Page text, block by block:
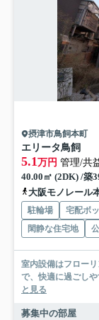
摂津市鳥飼本町
エリータ鳥飼
5.1 万円 管理/共
40.00㎡ (2DK) /築
大阪モノレール
駐輪場 宅配ボ
閑静な住宅地
室内設備はフロー
で、快適に過ごし
と見る
募集中の部屋